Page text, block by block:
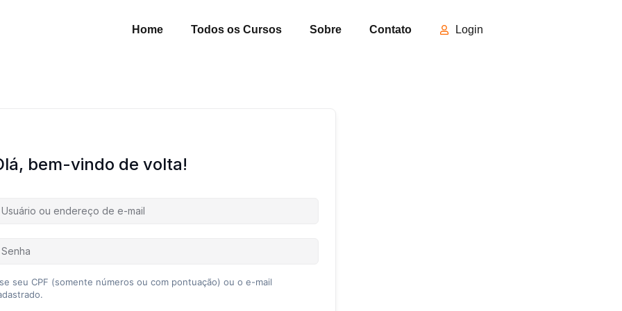
Home Todos os Cursos Sobre Contato Login
bem-vindo de volta!
seu CPF (somente números ou com pontuação) ou o e-mail